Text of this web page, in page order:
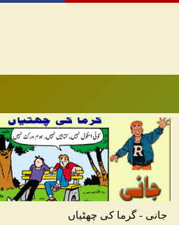
جانی - گرما کی چھٹیاں